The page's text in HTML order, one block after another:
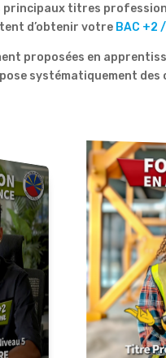
principaux titres
d’obtenir votre BAC +2
proposées en
systématiquement